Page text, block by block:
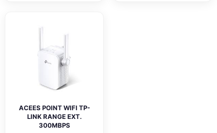
ACEES POINT WIFI TP-
LINK RANGE EXT.
300MBPS